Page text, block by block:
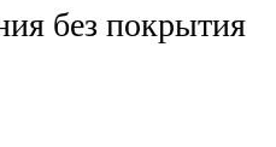
без покрытия